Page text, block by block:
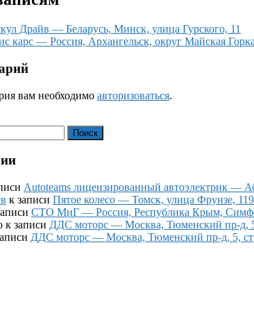
Драйв — Беларусь, Минск, улица Гурского, 11
карс — Россия, Архангельск, округ Майская
вам необходимо авторизоваться.
Поиск
Autoteams лицензированный автоэлектрик —
к записи Пятое колесо — Томск, улица Фрунзе,
СТО МиГ — Россия, Республика Крым,
к записи ДДС моторс — Москва, Тюменский пр-д,
ДДС моторс — Москва, Тюменский пр-д, 5,